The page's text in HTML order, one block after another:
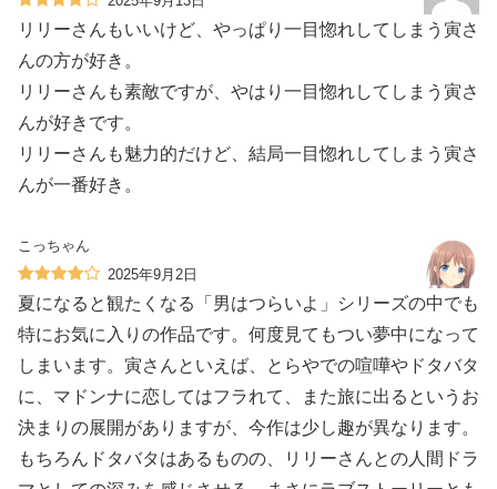
リリーさんもいいけど、やっぱり一目惚れしてしまう寅さ
んの方が好き。
リリーさんも素敵ですが、やはり一目惚れしてしまう寅さ
んが好きです。
リリーさんも魅力的だけど、結局一目惚れしてしまう寅さ
んが一番好き。
こっちゃん
2025年9月2日
夏になると観たくなる「男はつらいよ」シリーズの中でも
特にお気に入りの作品です。何度見てもつい夢中になって
しまいます。寅さんといえば、とらやでの喧嘩やドタバタ
に、マドンナに恋してはフラれて、また旅に出るというお
決まりの展開がありますが、今作は少し趣が異なります。
もちろんドタバタはあるものの、リリーさんとの人間ドラ